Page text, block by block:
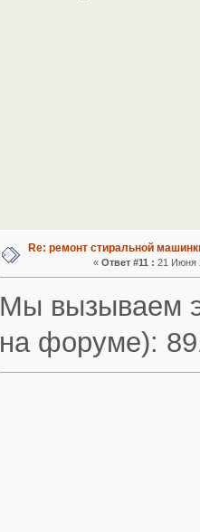
Re: ремонт стиральной
«Ответ #11 : 21 Июня
Мы вызываем
на форуме):